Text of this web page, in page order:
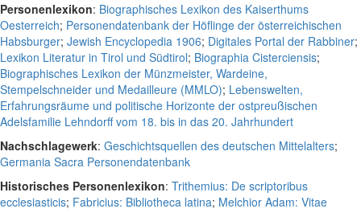
Personenlexikon: Biographisches Lexikon des Kaiserthums
Oesterreich; Personendatenbank der Höflinge der österreichischen
Habsburger; Jewish Encyclopedia 1906; Digitales Portal der Rabbiner;
Lexikon Literatur in Tirol und Südtirol; Biographia Cisterciensis;
Biographisches Lexikon der Münzmeister, Wardeine,
Stempelschneider und Medailleure (MMLO); Lebenswelten,
Erfahrungsräume und politische Horizonte der ostpreußischen
Adelsfamilie Lehndorff vom 18. bis in das 20. Jahrhundert
Nachschlagewerk: Geschichtsquellen des deutschen Mittelalters;
Germania Sacra Personendatenbank
Historisches Personenlexikon: Trithemius: De scriptoribus
ecclesiasticis; Fabricius: Bibliotheca latina; Melchior Adam: Vitae